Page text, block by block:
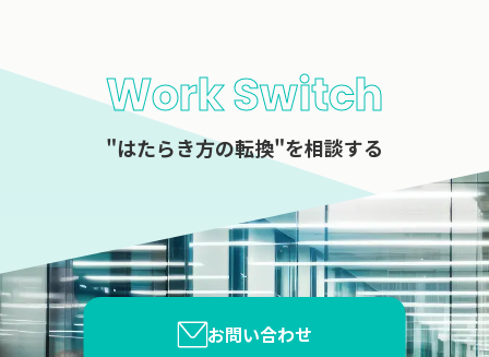
Work Switch
"はたらき方の転換"を相談する
お問い合わせ